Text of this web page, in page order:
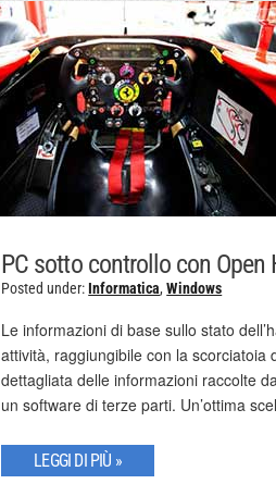
PC sotto controllo con
Posted under:Informatica,Windows
Le informazioni di base sullo stato
attività, raggiungibile con la scorciatoia
dettagliata delle informazioni raccolte
un software di terze parti. Un’ottima
LEGGI DI PIÙ »